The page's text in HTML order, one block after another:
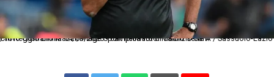
Cm Reggio Emilia 14/09/2025 - campionato di calcio serie A / Sassuolo-Lazio / foto Cristiano Mazzi/Image Sport nella foto: Maurizio Sarri